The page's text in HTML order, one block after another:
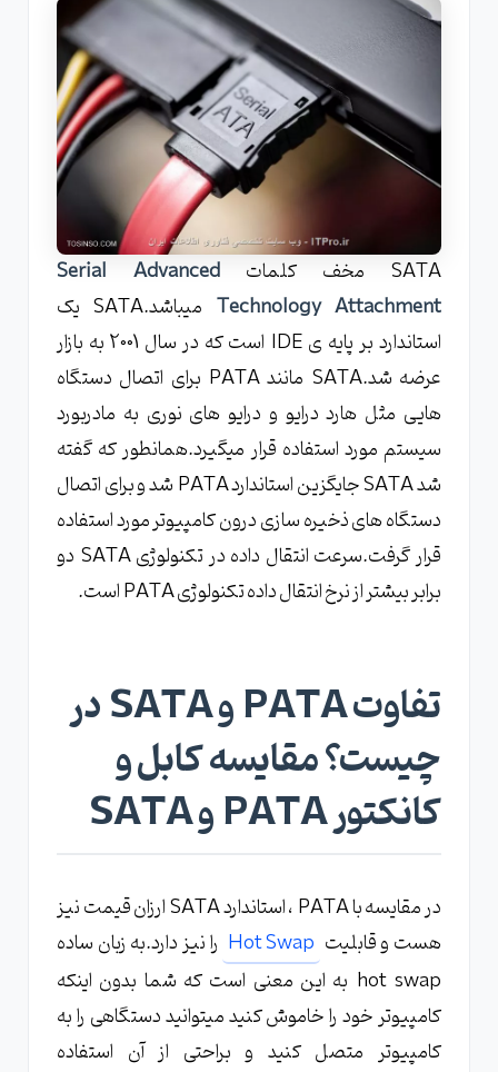
SATA مخف کلمات
Serial Advanced
Technology Attachment
میباشد.SATA یک
استاندارد بر پایه ی IDE است که در سال 2001 به بازار
عرضه شد.SATA مانند PATA برای اتصال دستگاه
هایی مثل هارد درایو و درایو های نوری به مادربورد
سیستم مورد استفاده قرار میگیرد.همانطور که گفته
شد SATA جایگزین استاندارد PATA شد و برای اتصال
دستگاه های ذخیره سازی درون کامپیوتر مورد استفاده
قرار گرفت.سرعت انتقال داده در تکنولوژی SATA دو
برابر بیشتر از نرخ انتقال داده تکنولوژی PATA است.
تفاوت PATA و SATA در
چیست؟ مقایسه کابل و
کانکتور PATA و SATA
در مقایسه با PATA ، استاندارد SATA ارزان قیمت نیز
هست و قابلیت Hot Swap را نیز دارد.به زبان ساده
hot swap به این معنی است که شما بدون اینکه
کامپیوتر خود را خاموش کنید میتوانید دستگاهی را به
کامپیوتر متصل کنید و براحتی از آن استفاده